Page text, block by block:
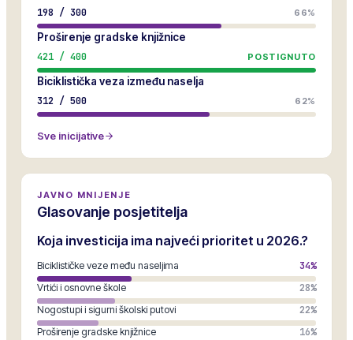
198 / 300 66%
Proširenje gradske knjižnice
421 / 400 POSTIGNUTO
Biciklistička veza između naselja
312 / 500 62%
Sve inicijative
JAVNO MNIJENJE
Glasovanje posjetitelja
Koja investicija ima najveći prioritet u 2026.?
Biciklističke veze među naseljima 34%
Vrtići i osnovne škole 28%
Nogostupi i sigurni školski putovi 22%
Proširenje gradske knjižnice 16%